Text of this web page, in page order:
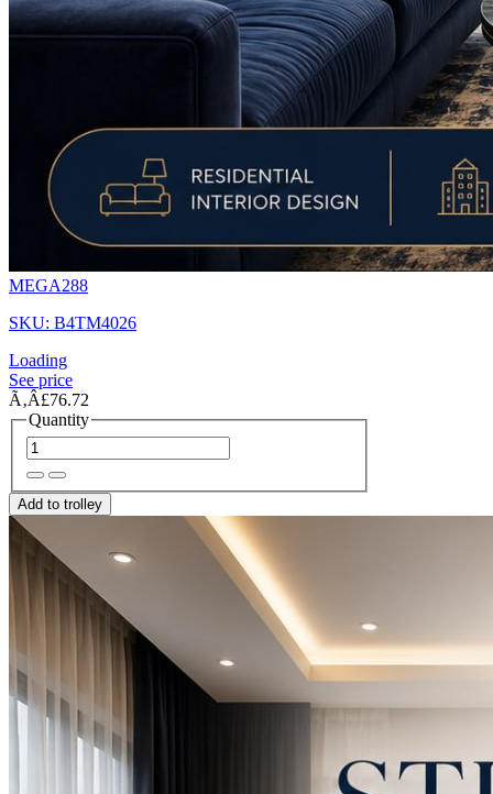
MEGA288
SKU: B4TM4026
Loading
See price
Ã‚Â£76.72
Quantity
Add to trolley